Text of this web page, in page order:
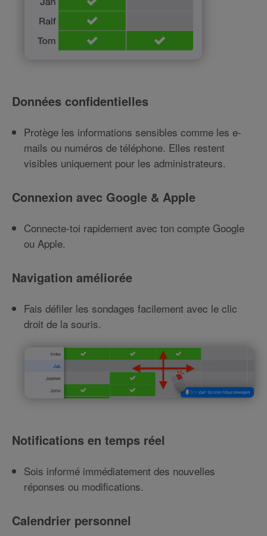
Données confidentielles
Protège les informations sensibles comme les e-
mails ou numéros de téléphone. Elles restent
visibles uniquement pour les administrateurs.
Connexion avec Google & Apple
Connecte-toi rapidement avec ton compte Google
ou Apple.
Navigation améliorée
Fais défiler les sondages facilement avec le clic
droit de la souris.
Notifications en temps réel
Sois informé immédiatement des nouvelles
réponses ou modifications.
Calendrier personnel